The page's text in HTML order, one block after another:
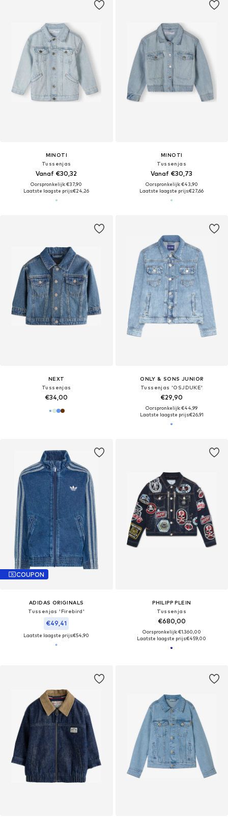
MINOTI
Tussenjas
Vanaf €30,32
Oorspronkelijk: €37,90
Laatste laagste prijs:€24,26
MINOTI
Tussenjas
Vanaf €30,73
Oorspronkelijk: €43,90
Laatste laagste prijs:€27,66
NEXT
Tussenjas
€34,00
ONLY & SONS JUNIOR
Tussenjas 'OSJDUKE'
€29,90
Oorspronkelijk: €44,99
Laatste laagste prijs:€26,91
COUPON
ADIDAS ORIGINALS
Tussenjas 'Firebird'
€49,41
Laatste laagste prijs:€54,90
PHILIPP PLEIN
Tussenjas
€680,00
Oorspronkelijk: €1.360,00
Laatste laagste prijs:€459,00